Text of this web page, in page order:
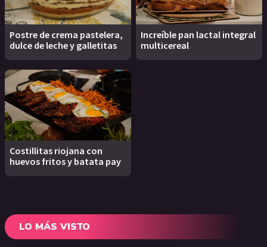
Postre de crema pastelera,
dulce de leche y galletitas
Increíble pan lactal integral
multicereal
Costillitas riojana con
huevos fritos y batata pay
LO MÁS VISTO